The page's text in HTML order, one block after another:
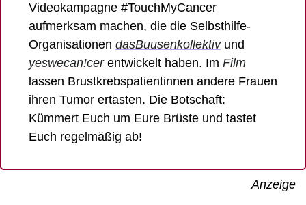
Videokampagne #TouchMyCancer
aufmerksam machen, die die Selbsthilfe-
Organisationen dasBuusenkollektiv
yeswecan!cer entwickelt haben. Im Film
lassen Brustkrebspatientinnen andere Frauen
ihren Tumor ertasten. Die Botschaft:
Kümmert Euch um Eure Brüste und tastet
Euch regelmäßig ab!
Anzeige